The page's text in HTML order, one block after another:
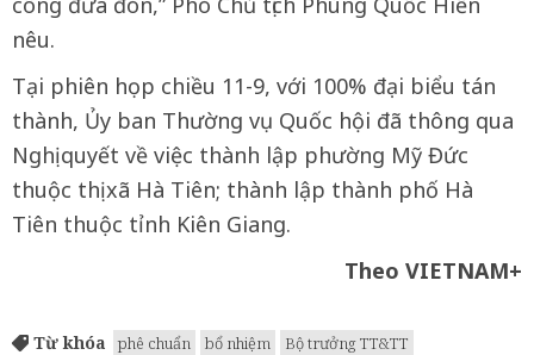
nêu.
Tại phiên họp chiều 11-9, với 100% đại biểu tán
thành, Ủy ban Thường vụ Quốc hội đã thông qua
Nghị quyết về việc thành lập phường Mỹ Đức
thuộc thị xã Hà Tiên; thành lập thành phố Hà
Tiên thuộc tỉnh Kiên Giang.
Theo VIETNAM+
Từ khóa phê chuẩn bổ nhiệm
Bộ trưởng TT&TT